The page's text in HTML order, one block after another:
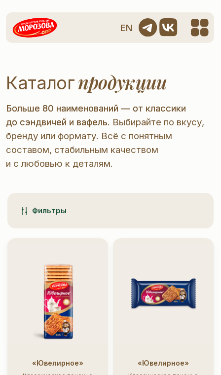
Больше 80 наименований — от классики
бренду или формату. Всё с понятным
составом, стабильным качеством
и с любовью к деталям.
Больше 80 наименований — от классики
Фильтры
«Ювелирное» «Ювелирное»